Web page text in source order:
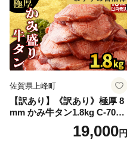
佐賀県上峰町
【訳あり】《訳あり》極厚 8
mm かみ牛タン1.8kg C-709-
19,000円